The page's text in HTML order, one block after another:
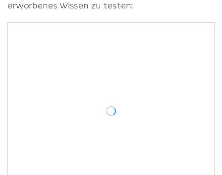
erworbenes Wissen zu testen: